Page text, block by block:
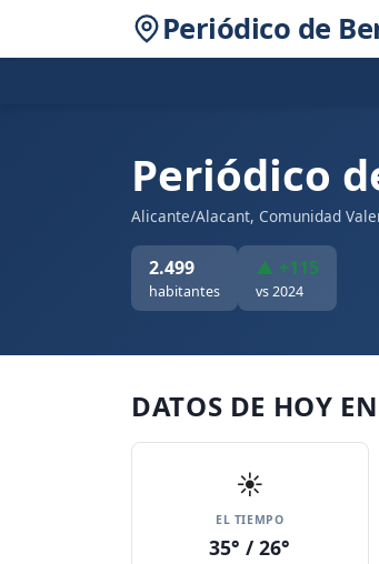
Periódico de
Periódico
Alicante/Alacant, Comunidad
2.499
habitantes
▲ +115
vs 2024
DATOS DE HOY
☀️
EL TIEMPO
35° / 26°